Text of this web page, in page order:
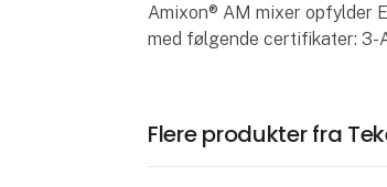
Amixon® AM mixer opfylder
med følgende certifikater: 3-
Flere produkter fra